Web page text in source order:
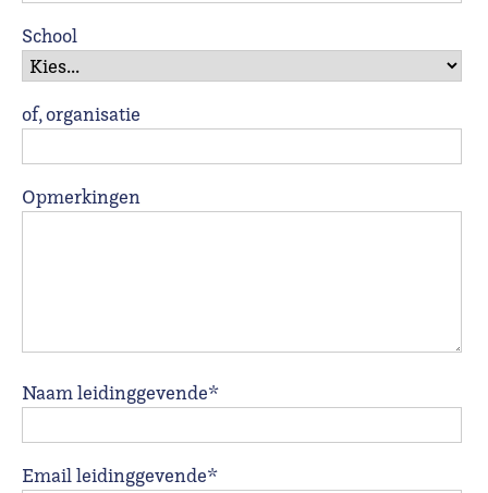
School
of, organisatie
Opmerkingen
Naam leidinggevende*
Email leidinggevende*